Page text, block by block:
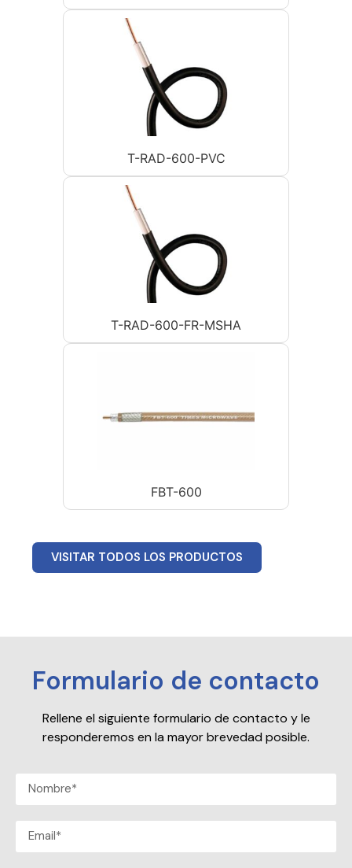
T-RAD-600-PVC
T-RAD-600-FR-MSHA
FBT-600
VISITAR TODOS LOS PRODUCTOS
Formulario de contacto
Rellene el siguiente formulario de contacto y le
responderemos en la mayor brevedad posible.